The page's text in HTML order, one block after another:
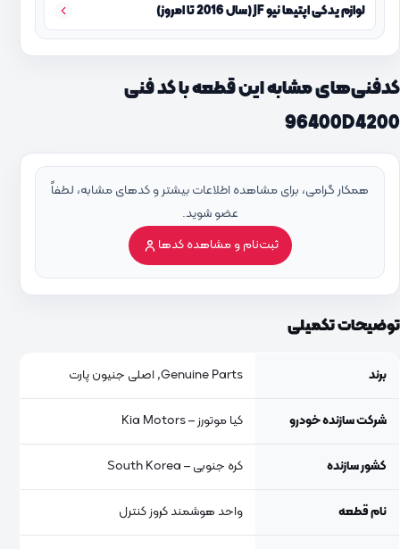
لوازم یدکی اپتیما نیو JF (سال 2016 تا امروز)
کدفنی‌های مشابه این قطعه با کد فنی
96400D4200
همکار گرامی، برای مشاهده اطلاعات بیشتر و کدهای مشابه، لطفاً
عضو شوید.
ثبت‌نام و مشاهده کدها
توضیحات تکمیلی
برند Genuine Parts, اصلی جنیون پارت
شرکت سازنده خودرو کیا موتورز – Kia Motors
کشور سازنده کره جنوبی – South Korea
نام قطعه واحد هوشمند کروز کنترل